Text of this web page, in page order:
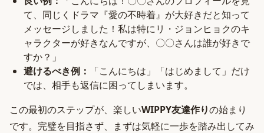
て、同じくドラマ『愛の不時着』が大好きだと知って
メッセージしました！私は特にリ・ジョンヒョクのキ
ャラクターが好きなんですが、〇〇さんは誰が好きで
すか？」
避けるべき例：
「こんにちは」「はじめまして」だけ
では、相手も返信に困ってしまいます。
この最初のステップが、楽しいWIPPY友達作りの始まり
です。完璧を目指さず、まずは気軽に一歩を踏み出してみ